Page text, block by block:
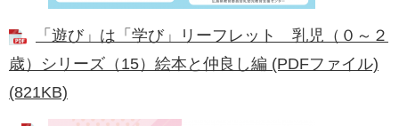
「遊び」は「学び」リーフレット ​乳児（０～２
歳）シリーズ​（15）絵本と仲良し編 (PDFファイル)
(821KB)